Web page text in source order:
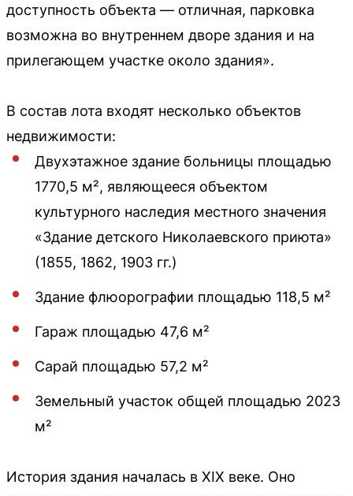
доступность объекта — отличная, парковка
возможна во внутреннем дворе здания и на
прилегающем участке около здания».
В состав лота входят несколько объектов
недвижимости:
Двухэтажное здание больницы площадью
1770,5 м², являющееся объектом
культурного наследия местного значения
«Здание детского Николаевского приюта»
(1855, 1862, 1903 гг.)
Здание флюорографии площадью 118,5 м²
Гараж площадью 47,6 м²
Сарай площадью 57,2 м²
Земельный участок общей площадью 2023
м²
История здания началась в XIX веке. Оно